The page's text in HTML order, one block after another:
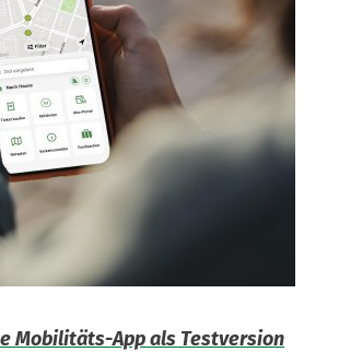
Mobilitäts-App als Testversion